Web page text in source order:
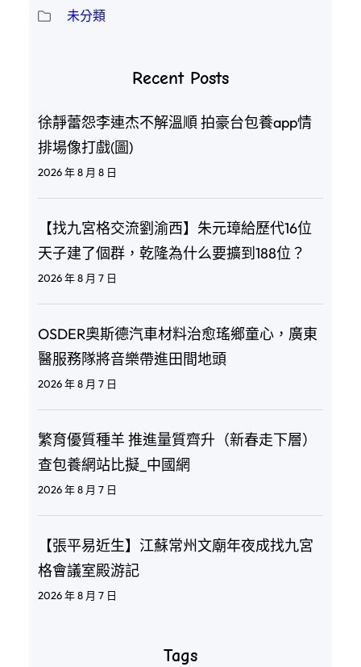
未分類
Recent Posts
徐靜蕾怨李連杰不解溫順 拍豪台包養app情
排場像打戲(圖)
2026 年 8 月 8 日
【找九宮格交流劉渝西】朱元璋給歷代16位
天子建了個群，乾隆為什么要擴到188位？
2026 年 8 月 7 日
OSDER奧斯德汽車材料治愈瑤鄉童心，廣東
醫服務隊將音樂帶進田間地頭
2026 年 8 月 7 日
繁育優質種羊 推進量質齊升（新春走下層）
查包養網站比擬_中國網
2026 年 8 月 7 日
【張平易近生】江蘇常州文廟年夜成找九宮
格會議室殿游記
2026 年 8 月 7 日
Tags